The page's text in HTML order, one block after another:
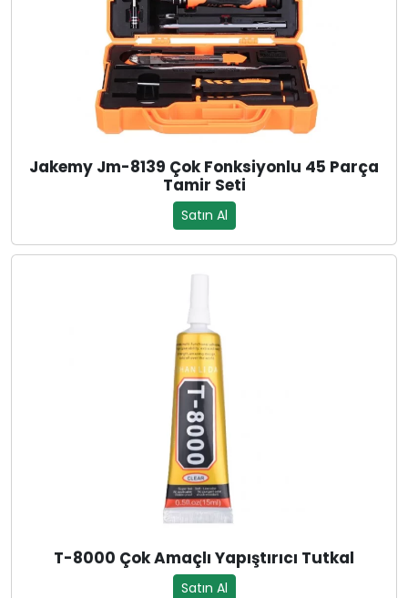
Jakemy Jm-8139 Çok Fonksiyonlu 45 Parça
Tamir Seti
Satın Al
T-8000 Çok Amaçlı Yapıştırıcı Tutkal
Satın Al